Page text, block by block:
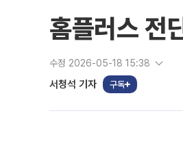
홈플러스 전
수정 2026-05-18 15:38
서청석 기자 구독